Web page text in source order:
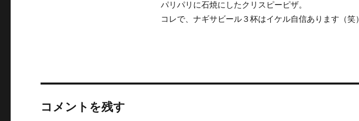
パリパリに石焼にしたクリスピーピザ。
コレで、ナギサビール３杯はイケル自信あります（笑）
コメントを残す